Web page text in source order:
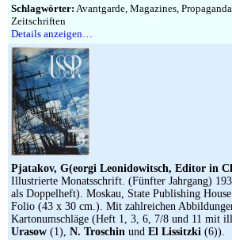
Schlagwörter: Avantgarde, Magazines,
Zeitschriften
Details anzeigen…
Pjatakov, G(eorgi Leonidowitsch, Editor in
Illustrierte Monatsschrift. (Fünfter Jahrgang)
als Doppelheft). Moskau, State Publishing
Folio (43 x 30 cm.). Mit zahlreichen
Kartonumschläge (Heft 1, 3, 6, 7/8 und 11 mit
Urasow (1), N. Troschin und El Lissitzki (6)).